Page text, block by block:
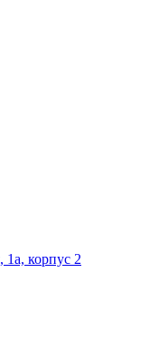
1а, корпус 2